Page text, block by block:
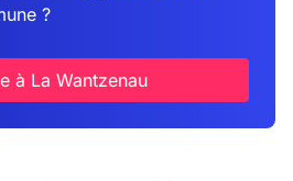
?
à La Wantzenau